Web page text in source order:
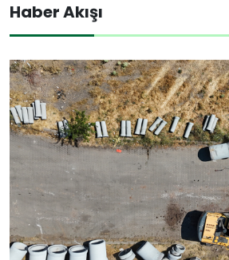
Haber Akışı